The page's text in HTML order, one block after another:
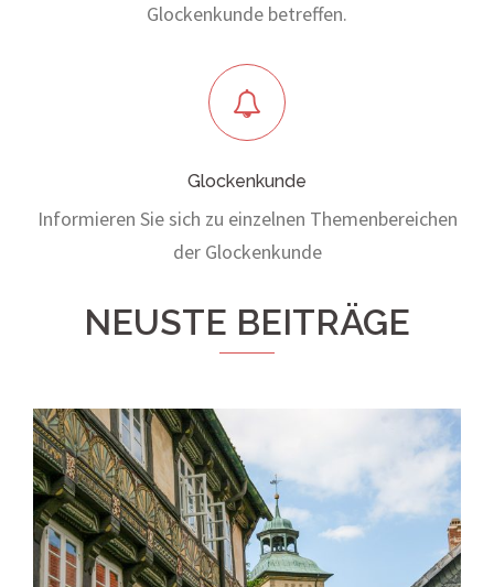
Glockenkunde betreffen.
Glockenkunde
Informieren Sie sich zu einzelnen Themenbereichen
der Glockenkunde
NEUSTE BEITRÄGE